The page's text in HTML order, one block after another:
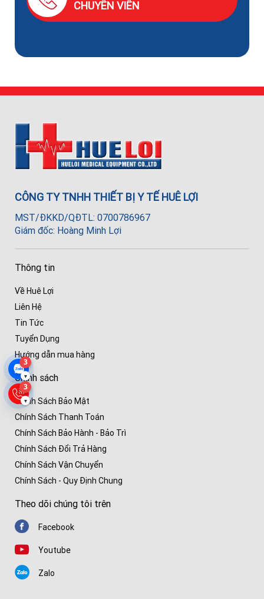
CHUYÊN VIÊN
3
▾
3
▾
CÔNG TY TNHH THIẾT BỊ Y TẾ HUÊ LỢI
MST/ĐKKD/QĐTL: 0700786967
Giám đốc: Hoàng Minh Lợi
Thông tin
Về Huê Lợi
Liên Hệ
Tin Tức
Tuyển Dụng
Hướng dẫn mua hàng
Chính sách
Chính Sách Bảo Mật
Chính Sách Thanh Toán
Chính Sách Bảo Hành - Bảo Trì
Chính Sách Đổi Trả Hàng
Chính Sách Vận Chuyển
Chính Sách - Quy Định Chung
Theo dõi chúng tôi trên
Facebook
Youtube
Zalo